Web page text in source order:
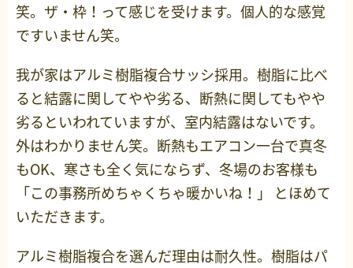
笑。ザ・枠！って感じを受けます。個人的な感覚
ですいません笑。
我が家はアルミ樹脂複合サッシ採用。樹脂に比べ
ると結露に関してやや劣る、断熱に関してもやや
劣るといわれていますが、室内結露はないです。
外はわかりません笑。断熱もエアコン一台で真冬
もOK、寒さも全く気にならず、冬場のお客様も
「この事務所めちゃくちゃ暖かいね！」 とほめて
いただきます。
アルミ樹脂複合を選んだ理由は耐久性。樹脂はパ